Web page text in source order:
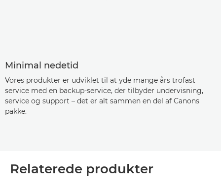
Minimal nedetid
Vores produkter er udviklet til at yde mange års trofast
service med en backup-service, der tilbyder undervisning,
service og support – det er alt sammen en del af Canons
pakke.
Relaterede produkter